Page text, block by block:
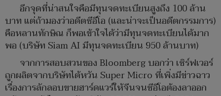
อีกจุดที่น่าสนใจคือมีทุนจดทะเบียนสูงถึง 100 ล้าน
บาท แต่ถ้ามองว่าอดีตซีอีโอ (และน่าจะเป็นอดีตกรรมการ)
คือหลานทักษิณ ก็พอเข้าใจได้ว่ามีทุนจดทะเบียนได้มาก
พอ (บริษัท Siam AI มีทุนจดทะเบียน 950 ล้านบาท)
จากการสอบสวนของ Bloomberg บอกว่า เซิร์ฟเวอร์
ถูกผลิตจากบริษัทไต้หวัน Super Micro ที่เพิ่งมีข่าวฉาว
เรื่องการลักลอบขายฮาร์ดแวร์ให้จีนจนซีอีโอต้องลาออก